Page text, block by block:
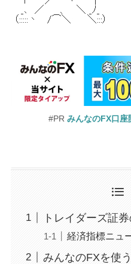
#PR みんなのFX口座
トレイダーズ証
経済指標ニュ
みんなのFXを使